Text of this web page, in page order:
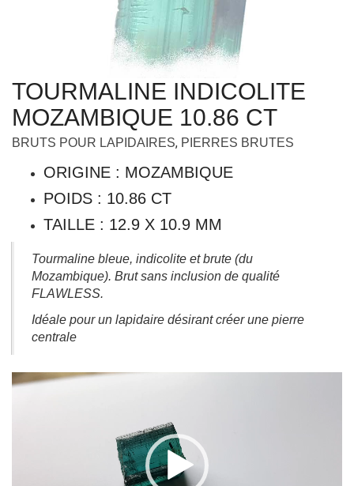
TOURMALINE INDICOLITE
MOZAMBIQUE 10.86 CT
BRUTS POUR LAPIDAIRES, PIERRES BRUTES
ORIGINE : MOZAMBIQUE
POIDS : 10.86 CT
TAILLE : 12.9 X 10.9 MM
Tourmaline bleue, indicolite et brute (du
Mozambique). Brut sans inclusion de qualité
FLAWLESS.
Idéale pour un lapidaire désirant créer une pierre
centrale
Lecteur